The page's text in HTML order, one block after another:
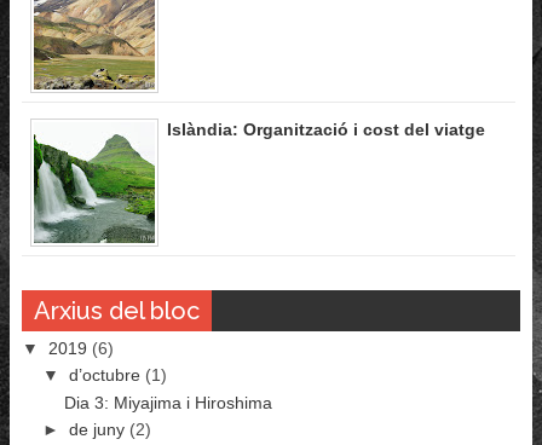
Islàndia: Organització i cost del viatge
Arxius del bloc
▼ 2019 (6)
▼ d’octubre (1)
Dia 3: Miyajima i Hiroshima
► de juny (2)